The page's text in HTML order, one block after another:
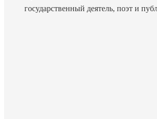
государственный деятель, поэт и